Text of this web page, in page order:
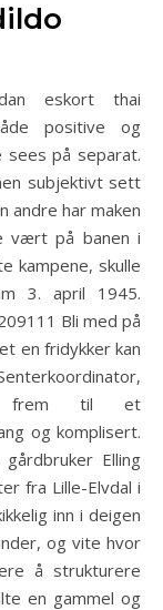
positive og
sees på separat.
subjektivt sett
andre har maken
vært på banen i
kampene, skulle
3. april 1945.
Bli med på
en fridykker kan
frem til et
og komplisert.
Elling
fra Lille-Elvdal i
inn i deigen
og vite hvor
å strukturere
en gammel og